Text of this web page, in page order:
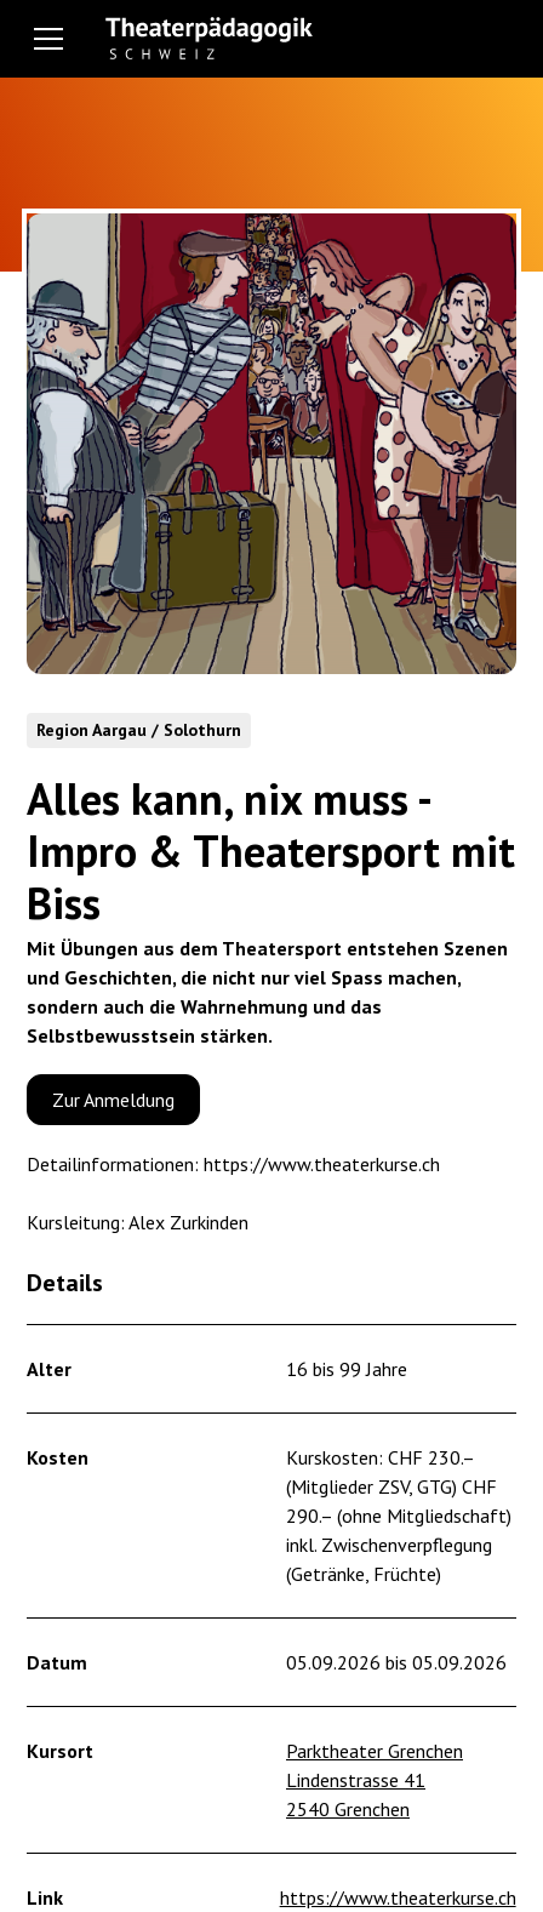
Region Aargau / Solothurn
Alles kann, nix muss -
Impro & Theatersport mit
Biss
Mit Übungen aus dem Theatersport entstehen Szenen
und Geschichten, die nicht nur viel Spass machen,
sondern auch die Wahrnehmung und das
Selbstbewusstsein stärken.
Zur Anmeldung
Detailinformationen:https://www.theaterkurse.ch
Kursleitung: Alex Zurkinden
Details
Alter 16 bis 99 Jahre
Kosten
Kurskosten: CHF 230.–
(Mitglieder ZSV, GTG) CHF
290.– (ohne Mitgliedschaft)
inkl. Zwischenverpflegung
(Getränke, Früchte)
Datum 05.09.2026 bis 05.09.2026
Kursort
Parktheater Grenchen
Lindenstrasse 41
2540 Grenchen
Link https://www.theaterkurse.ch